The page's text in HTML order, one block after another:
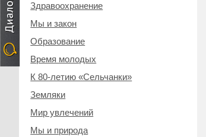
Здравоохранение
Мы и закон
Образование
Время молодых
К 80-летию «Сельчанки»
Земляки
Мир увлечений
Мы и природа